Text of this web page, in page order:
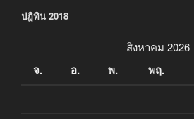
ปฎิทิน 2018
สิงหาคม 2026
จ. อ. พ. พฤ.